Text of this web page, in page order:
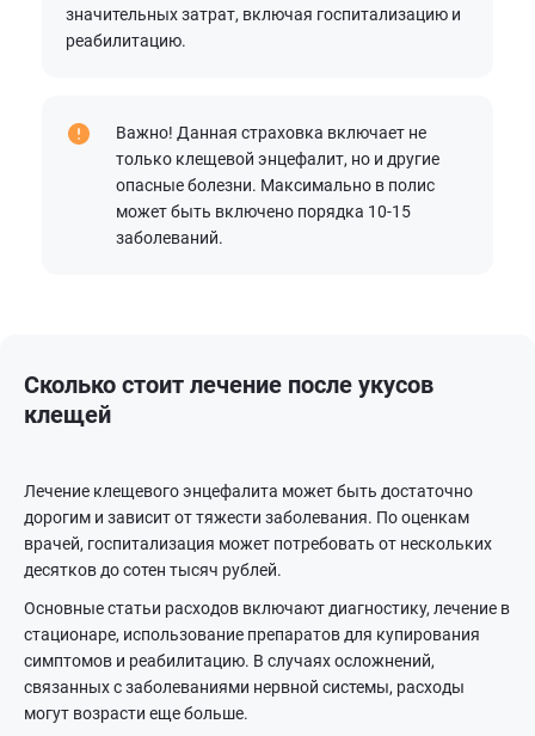
значительных затрат, включая госпитализацию и
реабилитацию.
Важно! Данная страховка включает не
только клещевой энцефалит, но и другие
опасные болезни. Максимально в полис
может быть включено порядка 10-15
заболеваний.
Сколько стоит лечение после укусов
клещей
Лечение клещевого энцефалита может быть достаточно
дорогим и зависит от тяжести заболевания. По оценкам
врачей, госпитализация может потребовать от нескольких
десятков до сотен тысяч рублей.
Основные статьи расходов включают диагностику, лечение в
стационаре, использование препаратов для купирования
симптомов и реабилитацию. В случаях осложнений,
связанных с заболеваниями нервной системы, расходы
могут возрасти еще больше.